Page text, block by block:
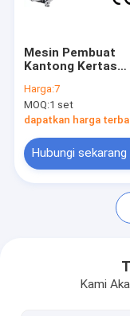
Wisata pabrik
Berita
Semua Kasus
Mesin Cetak
Mesin Cetak
Mesin Pembuat
Kantong Kertas
Autoclave Self
Sealing
Harga:7
MOQ:1 set
dapatkan harga
Hubungi sekarang
Kami